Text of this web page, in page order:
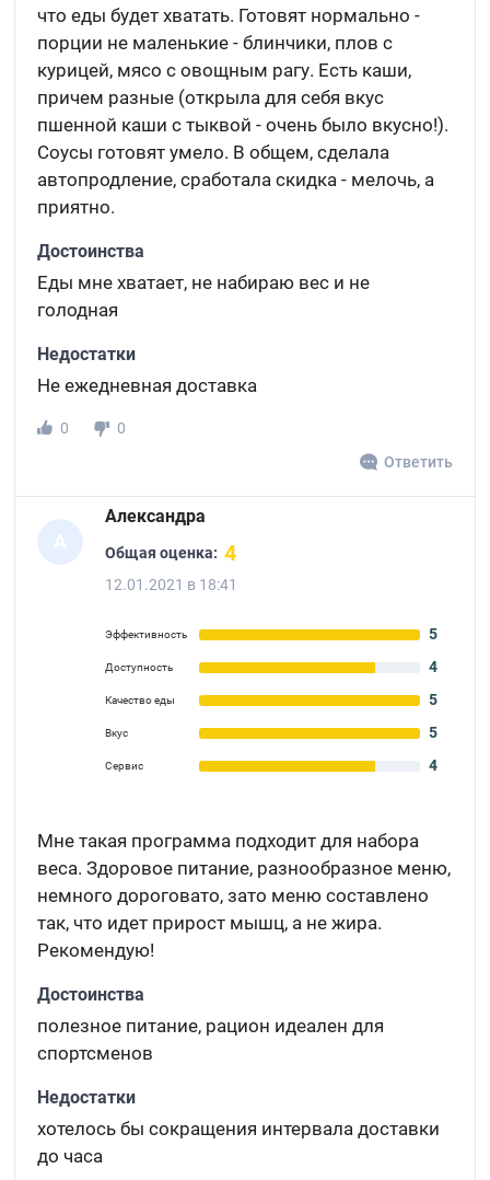
что еды будет хватать. Готовят нормально -
порции не маленькие - блинчики, плов с
курицей, мясо с овощным рагу. Есть каши,
причем разные (открыла для себя вкус
пшенной каши с тыквой - очень было вкусно!).
Соусы готовят умело. В общем, сделала
автопродление, сработала скидка - мелочь, а
приятно.
Достоинства
Еды мне хватает, не набираю вес и не
голодная
Недостатки
Не ежедневная доставка
0
0
Ответить
А
Александра
Общая оценка: 4
12.01.2021 в 18:41
Эффективность 5
Доступность 4
Качество еды 5
Вкус 5
Сервис 4
Мне такая программа подходит для набора
веса. Здоровое питание, разнообразное меню,
немного дороговато, зато меню составлено
так, что идет прирост мышц, а не жира.
Рекомендую!
Достоинства
полезное питание, рацион идеален для
спортсменов
Недостатки
хотелось бы сокращения интервала доставки
до часа